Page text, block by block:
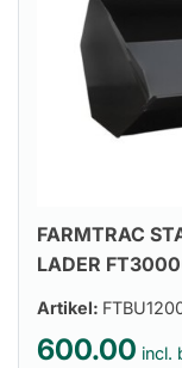
FARMTRAC
LADER
Artikel:
600.00 incl.